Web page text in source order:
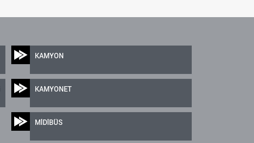
KAMYON
KAMYONET
MİDİBÜS